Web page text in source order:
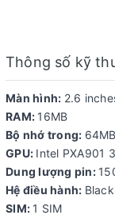
Các góc được
Một trong những
Thông số kỹ
Màn hình: 2.6
RAM: 16MB
Bộ nhớ trong: 64MB
GPU: Intel PXA901
Dung lượng pin:
Hệ điều hành:
SIM: 1 SIM